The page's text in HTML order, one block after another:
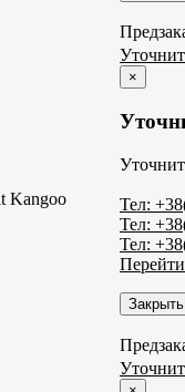
Kangoo
×
Тел:
Тел:
Тел:
Закрыть